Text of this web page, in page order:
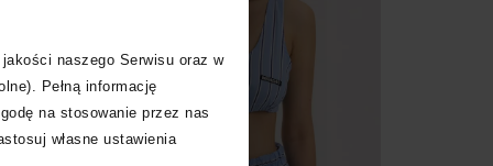
naszego Serwisu oraz w
Pełną informację
na stosowanie przez nas
własne ustawienia